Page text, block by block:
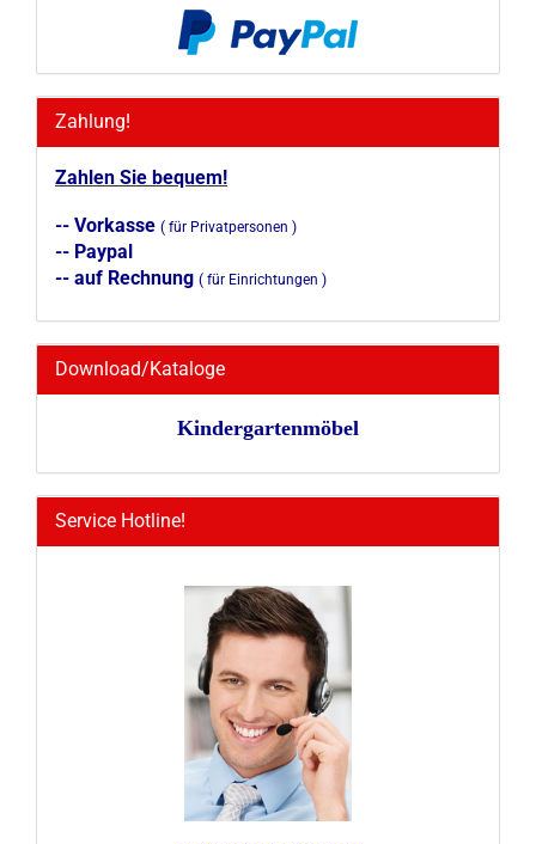
Zahlung!
Zahlen Sie bequem!
-- Vorkasse ( für Privatpersonen )
-- Paypal
-- auf Rechnung ( für Einrichtungen )
Download/Kataloge
Kindergartenmöbel
Service Hotline!